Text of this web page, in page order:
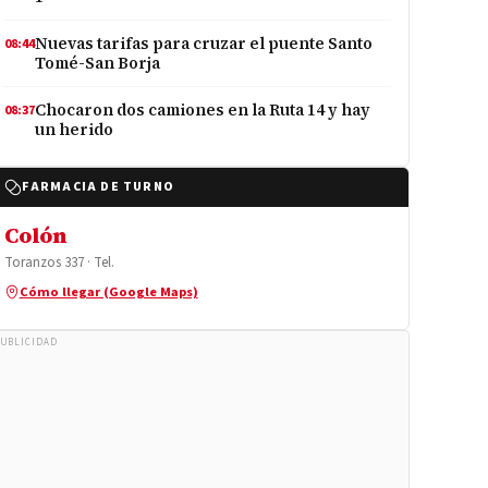
08:44Nuevas tarifas para cruzar el puente Santo
Tomé-San Borja
08:37Chocaron dos camiones en la Ruta 14 y hay
un herido
FARMACIA DE TURNO
Colón
Toranzos 337 · Tel.
Cómo llegar (Google Maps)